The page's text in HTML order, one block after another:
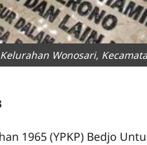
Wonosari,
1965 (YPKP) Bedjo